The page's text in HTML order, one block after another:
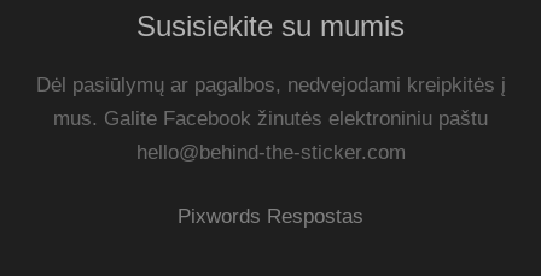
Susisiekite su mumis
Dėl pasiūlymų ar pagalbos, nedvejodami kreipkitės į
mus. Galite Facebook žinutės elektroniniu paštu
hello@behind-the-sticker.com
Pixwords Respostas